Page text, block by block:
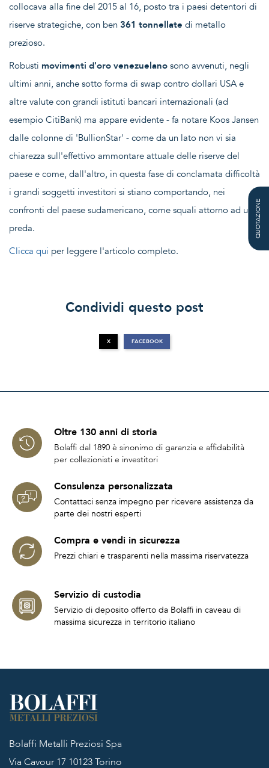
collocava alla fine del 2015 al 16, posto tra i paesi detentori di
riserve strategiche, con ben 361 tonnellate di metallo
prezioso.
Robusti movimenti d'oro venezuelano sono avvenuti, negli
ultimi anni, anche sotto forma di swap contro dollari USA e
altre valute con grandi istituti bancari internazionali (ad
esempio CitiBank) ma appare evidente - fa notare Koos Jansen
dalle colonne di 'BullionStar' - come da un lato non vi sia
chiarezza sull'effettivo ammontare attuale delle riserve del
paese e come, dall'altro, in questa fase di conclamata difficoltà
i grandi soggetti investitori si stiano comportando, nei
confronti del paese sudamericano, come squali attorno ad una
preda.
Clicca qui per leggere l'articolo completo.
Condividi questo post
X FACEBOOK
Oltre 130 anni di storia
Bolaffi dal 1890 è sinonimo di garanzia e affidabilità
per collezionisti e investitori
Consulenza personalizzata
Contattaci senza impegno per ricevere assistenza da
parte dei nostri esperti
Compra e vendi in sicurezza
Prezzi chiari e trasparenti nella massima riservatezza
Servizio di custodia
Servizio di deposito offerto da Bolaffi in caveau di
massima sicurezza in territorio italiano
QUOTAZIONE
Bolaffi Metalli Preziosi Spa
Via Cavour 17 10123 Torino